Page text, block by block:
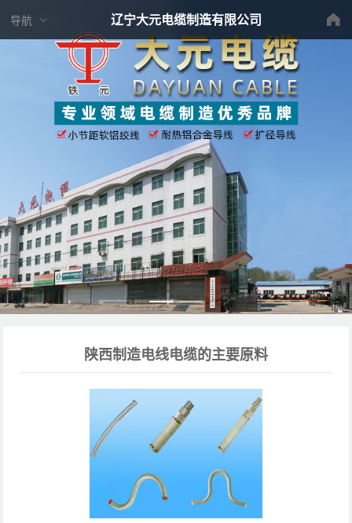
导航 辽宁大元电缆制造有限公司
陕西制造电线电缆的主要原料